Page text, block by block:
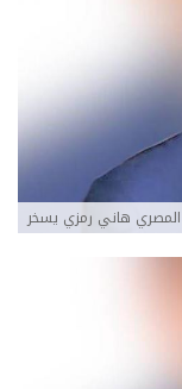
المصري هاني رمزي يسخر